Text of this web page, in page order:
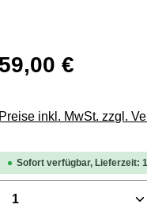
59,00 €
Preise inkl. MwSt. zzgl.
Sofort verfügbar, Lieferzeit:
Produkt Anzahl: